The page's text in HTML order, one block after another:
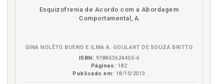
visuais: as imagens en-quanto artefatos culturais.
Ana Flávia do Amaral Madureira, p. 57
Felipe de Baére/Eileen Pfeiffer Flores/Camila Oli-
veira Vieira/Isadora Cristine Dourado Araújo, p. 13
disponível
eBook
Disponível
páginas
Esquizofrenia de Acordo com a Abordagem
Comportamental, A
GINA NOLÊTO BUENO E ILMA A. GOULART DE SOUZA BRITTO
ISBN: 978853624455-6
Páginas: 182
Publicado em: 18/10/2013